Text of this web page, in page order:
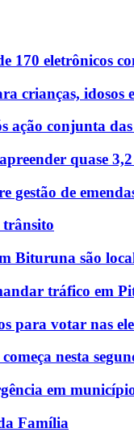
170 eletrônicos
crianças, idosos
ação conjunta
quase
gestão de
trânsito
Bituruna são
tráfico em
para votar nas
nesta
em
Família